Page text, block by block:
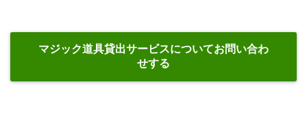
マジック道具貸出サービスについてお問い合わ
せする